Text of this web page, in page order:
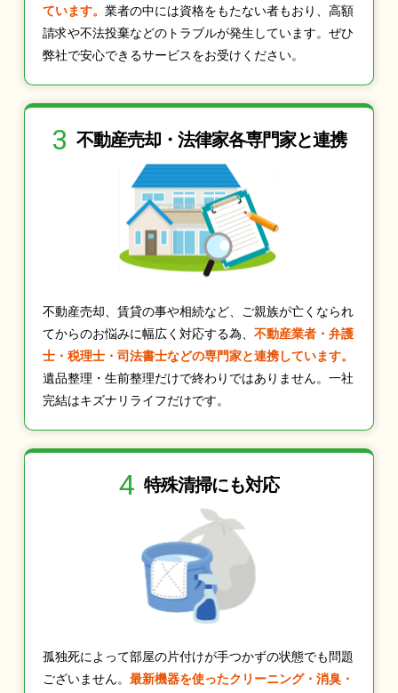
ています。 業者の中には資格をもたない者もおり、高額
請求や不法投棄などのトラブルが発生しています。ぜひ
弊社で安心できるサービスをお受けください。
3 不動産売却・法律家各専門家と連携
不動産売却、賃貸の事や相続など、ご親族が亡くなられ
てからのお悩みに幅広く対応する為、 不動産業者・弁護
士・税理士・司法書士などの専門家と連携しています。
遺品整理・生前整理だけで終わりではありません。一社
完結はキズナリライフだけです。
4 特殊清掃にも対応
孤独死によって部屋の片付けが手つかずの状態でも問題
ございません。 最新機器を使ったクリーニング・消臭・